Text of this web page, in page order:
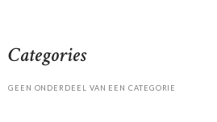
Categories
GEEN ONDERDEEL VAN EEN CATEGORIE